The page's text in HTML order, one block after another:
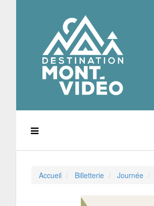
Accueil Billetterie Journée